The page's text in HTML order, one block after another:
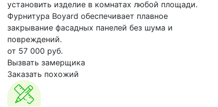
установить изделие в комнатах любой площади.
Фурнитура Boyard обеспечивает плавное
закрывание фасадных панелей без шума и
повреждений.
от 57 000 руб.
Вызвать замерщика
Заказать похожий